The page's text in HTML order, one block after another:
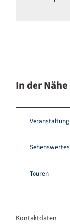
In der Nähe
Veranstaltung
Sehenswertes
Touren
Kontaktdaten